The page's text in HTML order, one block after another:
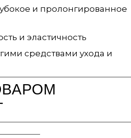
и пролонгированное
и эластичность
средствами ухода и